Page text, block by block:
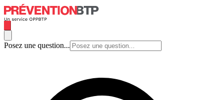
Posez une question...